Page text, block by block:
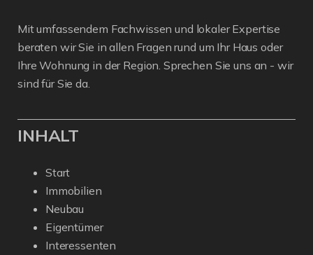
Mit umfassendem Fachwissen und lokaler Expertise
beraten wir Sie in allen Fragen rund um Ihr Haus oder
Ihre Wohnung in der Region. Sprechen Sie uns an - wir
sind für Sie da.
INHALT
Start
Immobilien
Neubau
Eigentümer
Interessenten